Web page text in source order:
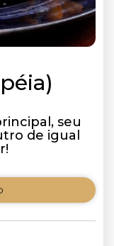
seu
de igual